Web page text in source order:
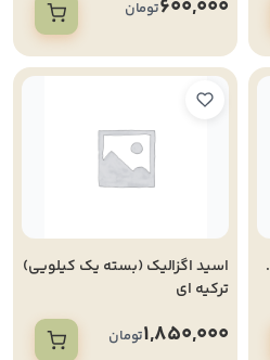
600,000تومان
اسید اگزالیک (بسته یک کیلویی)
ترکیه ای
1,850,000تومان